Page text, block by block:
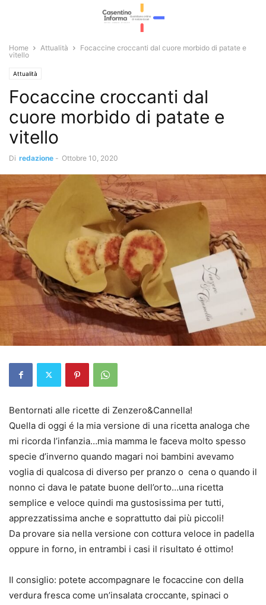
Home Attualità
Focaccine croccanti dal cuore morbido di patate e
vitello
Attualità
Focaccine croccanti dal
cuore morbido di patate e
vitello
Di redazione - Ottobre 10, 2020
Bentornati alle ricette di Zenzero&Cannella!
Quella di oggi é la mia versione di una ricetta analoga che
mi ricorda l’infanzia…mia mamma le faceva molto spesso
specie d’inverno quando magari noi bambini avevamo
voglia di qualcosa di diverso per pranzo o cena o quando il
nonno ci dava le patate buone dell’orto…una ricetta
semplice e veloce quindi ma gustosissima per tutti,
apprezzatissima anche e soprattutto dai più piccoli!
Da provare sia nella versione con cottura veloce in padella
oppure in forno, in entrambi i casi il risultato é ottimo!
Il consiglio: potete accompagnare le focaccine con della
verdura fresca come un’insalata croccante, spinaci o